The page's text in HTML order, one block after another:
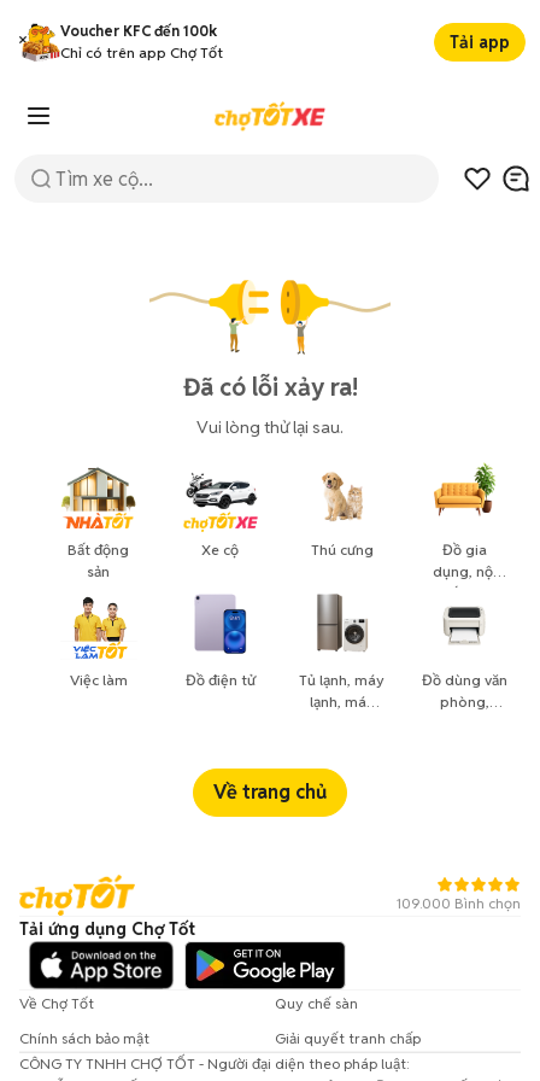
Voucher KFC đến 100k
Chỉ có trên app Chợ Tốt
Tải app
Đã có lỗi xảy ra!
Vui lòng thử lại sau.
Bất động
sản
Việc làm
Xe cộ
Đồ điện tử
Thú cưng
Tủ lạnh, máy
lạnh, máy
Đồ gia
dụng, nội
thất, cây
cảnh
Đồ dùng văn
phòng,
Về trang chủ
109.000 Bình chọn
Tải ứng dụng Chợ Tốt
Về Chợ Tốt
Quy chế sàn
Chính sách bảo mật
Giải quyết tranh chấp
CÔNG TY TNHH CHỢ TỐT - Người đại diện theo pháp luật: